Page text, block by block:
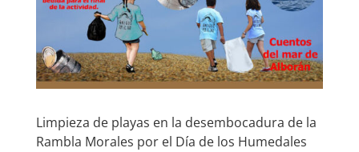
Limpieza de playas en la desembocadura de la
Rambla Morales por el Día de los Humedales